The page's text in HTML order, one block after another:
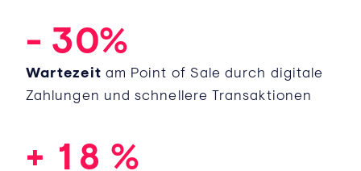
- 30%
Wartezeit am Point of Sale durch digitale
Zahlungen und schnellere Transaktionen
+ 1
5
6
8 %